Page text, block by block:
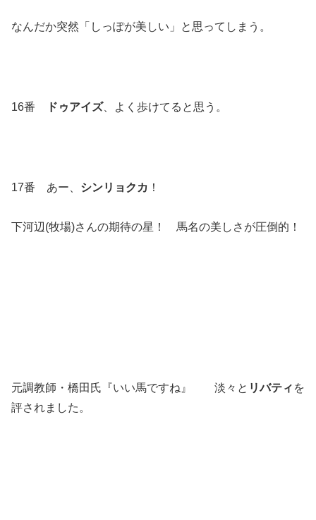
なんだか突然「しっぽが美しい」と思ってしまう。
16番 ドゥアイズ、よく歩けてると思う。
17番 あー、 シンリョクカ ！
下河辺(牧場)さんの期待の星！ 馬名の美しさが圧倒的！
元調教師・橋田氏『いい馬ですね』 淡々と リバティ を
評されました。